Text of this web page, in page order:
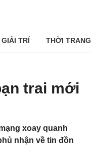
GIẢI TRÍ THỜI TRANG
trai mới
xoay quanh
nhận về tin đồn